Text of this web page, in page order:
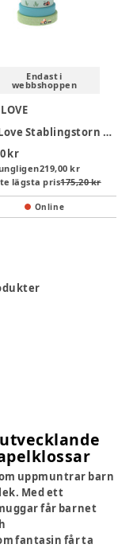
Endast i
webbshoppen
Tiny Love Stablingstorn Trä Farmer
kr
219,00 kr
lägsta pris175,20 kr
Online
uppmuntrar barn
Med ett
får barnet
fantasin får ta